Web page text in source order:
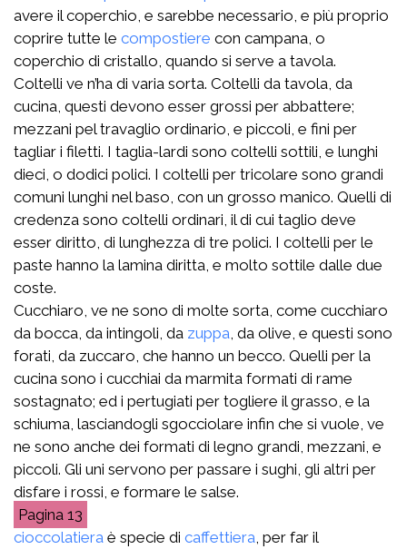
avere il coperchio, e sarebbe necessario, e più proprio
coprire tutte le compostiere con campana, o
coperchio di cristallo, quando si serve a tavola.
Coltelli ve n’ha di varia sorta. Coltelli da tavola, da
cucina, questi devono esser grossi per abbattere;
mezzani pel travaglio ordinario, e piccoli, e fini per
tagliar i filetti. I taglia-lardi sono coltelli sottili, e lunghi
dieci, o dodici polici. I coltelli per tricolare sono grandi
comuni lunghi nel baso, con un grosso manico. Quelli di
credenza sono coltelli ordinari, il di cui taglio deve
esser diritto, di lunghezza di tre polici. I coltelli per le
paste hanno la lamina diritta, e molto sottile dalle due
coste.
Cucchiaro, ve ne sono di molte sorta, come cucchiaro
da bocca, da intingoli, da zuppa , da olive, e questi sono
forati, da zuccaro, che hanno un becco. Quelli per la
cucina sono i cucchiai da marmita formati di rame
sostagnato; ed i pertugiati per togliere il grasso, e la
schiuma, lasciandogli sgocciolare infin che si vuole, ve
ne sono anche dei formati di legno grandi, mezzani, e
piccoli. Gli uni servono per passare i sughi, gli altri per
disfare i rossi, e formare le salse.
13
cioccolatiera è specie di caffettiera , per far il